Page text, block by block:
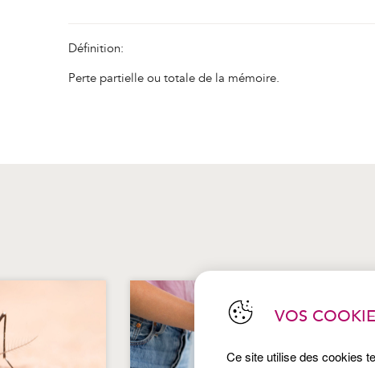
Définition:
Perte partielle ou totale de la mémoire.
VOS
Ce site utilise des cookies